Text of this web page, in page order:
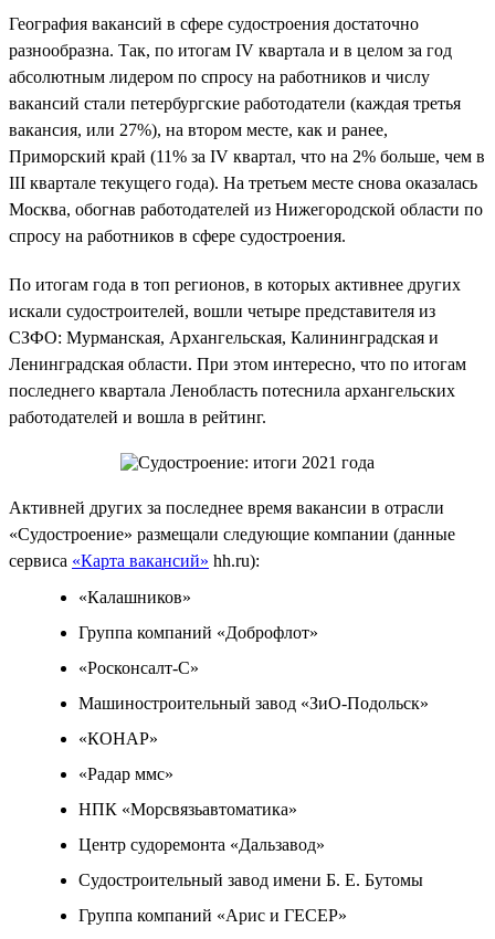
География вакансий в сфере судостроения достаточно
разнообразна. Так, по итогам IV квартала и в целом за год
абсолютным лидером по спросу на работников и числу
вакансий стали петербургские работодатели (каждая третья
вакансия, или 27%), на втором месте, как и ранее,
Приморский край (11% за IV квартал, что на 2% больше, чем в
III квартале текущего года). На третьем месте снова оказалась
Москва, обогнав работодателей из Нижегородской области по
спросу на работников в сфере судостроения.
По итогам года в топ регионов, в которых активнее других
искали судостроителей, вошли четыре представителя из
СЗФО: Мурманская, Архангельская, Калининградская и
Ленинградская области. При этом интересно, что по итогам
последнего квартала Ленобласть потеснила архангельских
работодателей и вошла в рейтинг.
Активней других за последнее время вакансии в отрасли
«Судостроение» размещали следующие компании (данные
сервиса «Карта вакансий» hh.ru):
«Калашников»
Группа компаний «Доброфлот»
«Росконсалт-С»
Машиностроительный завод «ЗиО-Подольск»
«КОНАР»
«Радар ммс»
НПК «Морсвязьавтоматика»
Центр судоремонта «Дальзавод»
Судостроительный завод имени Б. Е. Бутомы
Группа компаний «Арис и ГЕСЕР»